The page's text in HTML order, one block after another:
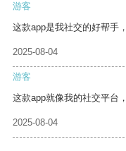
游客
这款app是我社交的好帮手
2025-08-04
游客
这款app就像我的社交平台
2025-08-04